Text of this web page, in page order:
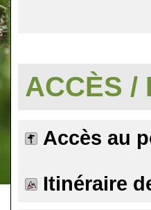
ACCÈS /
Accès au
Itinéraire